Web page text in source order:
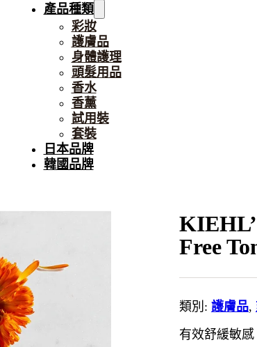
產品種類
彩妝
護膚品
身體護理
頭髮用品
香水
香薰
試用裝
套裝
日本品牌
韓國品牌
Free
類別: 護膚品,
有效舒緩敏